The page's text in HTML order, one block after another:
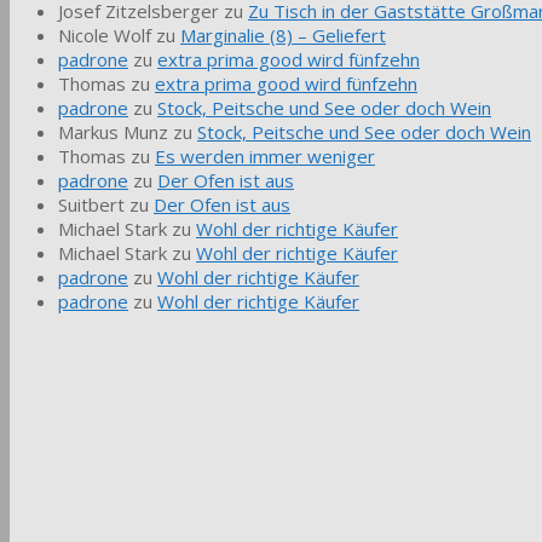
Josef Zitzelsberger zu Zu Tisch in der Gaststätte
Nicole Wolfzu Marginalie (8) – Geliefert
padrone zu extra prima good wird fünfzehn
Thomas zu extra prima good wird fünfzehn
padrone zu Stock, Peitsche und See oder doch Wein
Markus Munz zu Stock, Peitsche und See oder doch Wein
Thomas zu Es werden immer weniger
padrone zu Der Ofen ist aus
Suitbert zu Der Ofen ist aus
Michael Stark zu Wohl der richtige Käufer
Michael Stark zu Wohl der richtige Käufer
padrone zu Wohl der richtige Käufer
padrone zu Wohl der richtige Käufer